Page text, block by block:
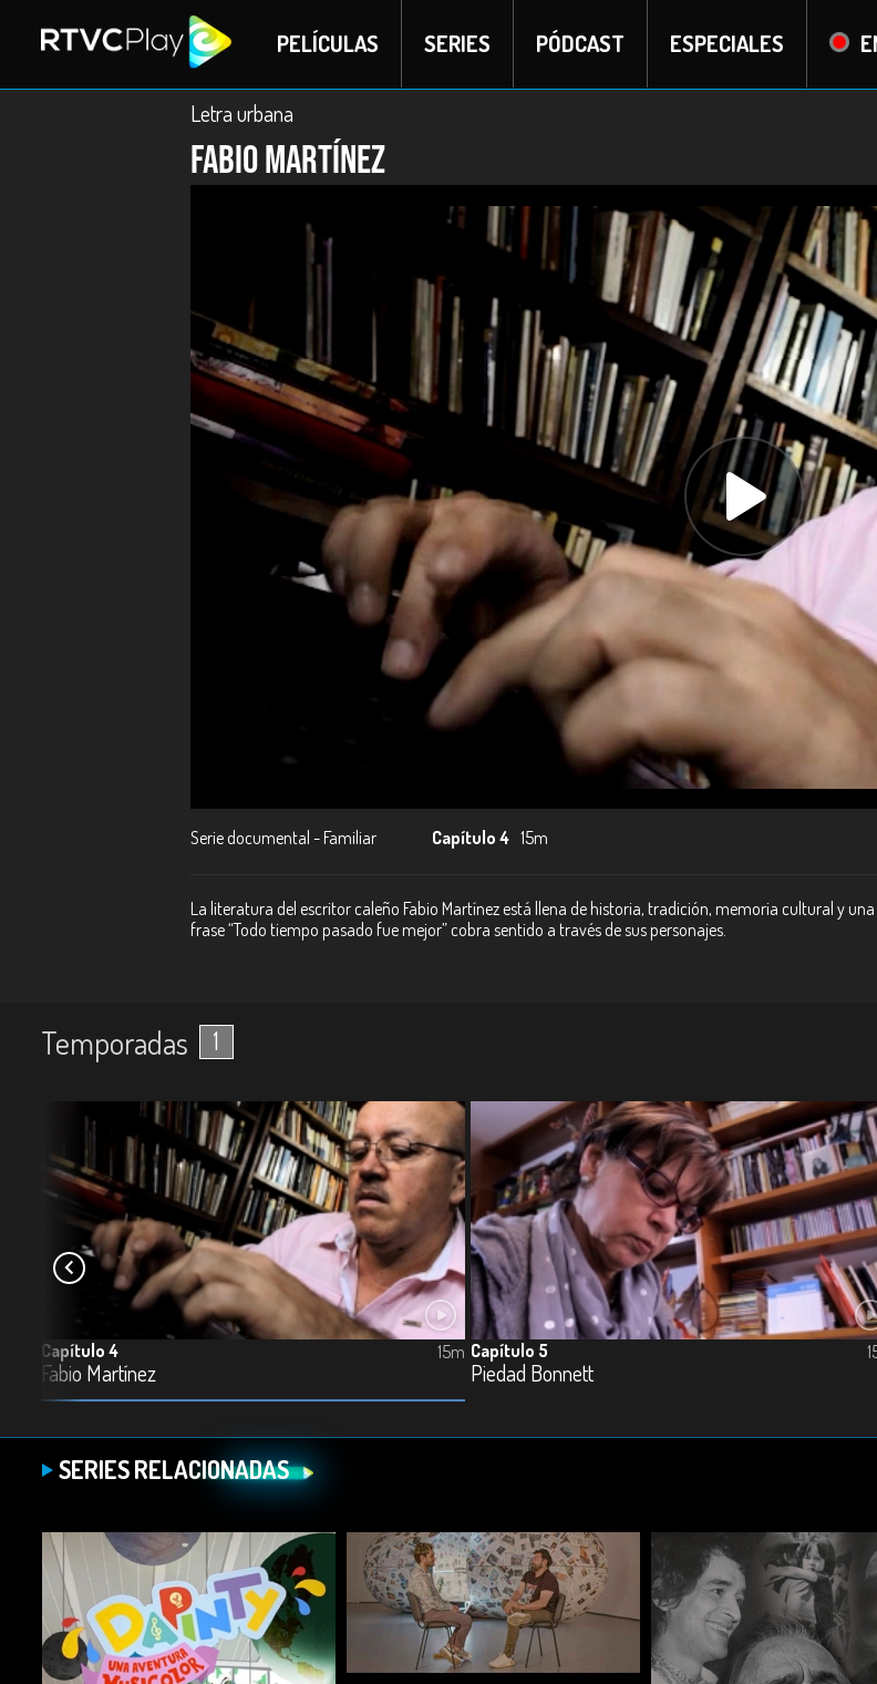
PELÍCULAS SERIES PÓDCAST ESPECIALES
Letra urbana
Fabio Martínez
Serie documental - Familiar Capítulo 4 15m
La literatura del escritor caleño Fabio Martínez está llena de historia, tradición, memoria cultural y
frase “Todo tiempo pasado fue mejor” cobra sentido a través de sus personajes.
Temporadas 1
Capítulo 4
Fabio Martínez
15m Capítulo 5
Piedad Bonnett
SERIES RELACIONADAS